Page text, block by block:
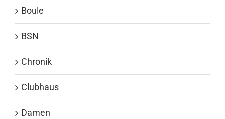
Boule
BSN
Chronik
Clubhaus
Damen